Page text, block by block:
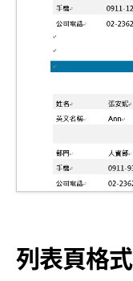
列表頁格式